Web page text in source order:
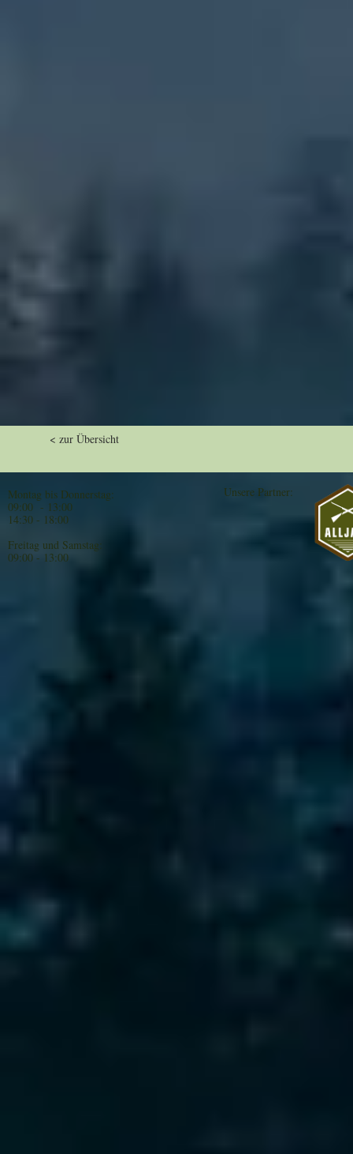
< zur Übersicht
Montag bis Donnerstag:
09:00 - 13:00
14:30 - 18:00
Freitag und Samstag:
09:00 - 13:00
Unsere Partner: